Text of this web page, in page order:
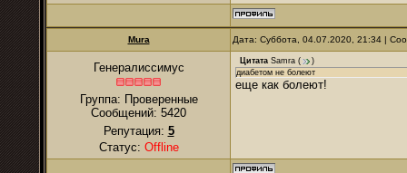
Mura Дата: Суббота, 04.07.2020, 21:34 |
Генералиссимус
Группа: Проверенные
Сообщений: 5420
Репутация: 5
Статус: Offline
Цитата Samra (
)
диабетом не болеют
еще как болеют!